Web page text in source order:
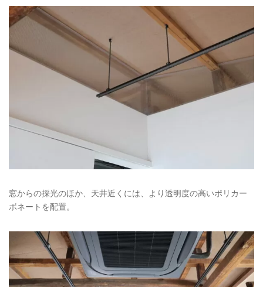
窓からの採光のほか、天井近くには、より透明度の高いポリカー
ボネートを配置。